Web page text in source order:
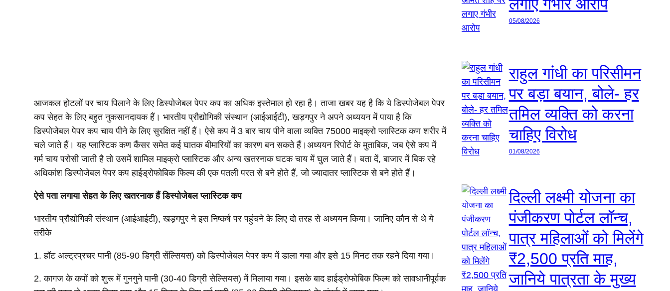
आजकल होटलों पर चाय पिलाने के लिए डिस्पोजेबल पेपर कप का अधिक इस्तेमाल हो रहा है। ताजा खबर यह है कि ये डिस्पोजेबल पेपर
कप सेहत के लिए बहुत नुकसानदायक हैं। भारतीय प्रौद्योगिकी संस्थान (आईआईटी), खड़गपुर ने अपने अध्ययन में पाया है कि
डिस्पोजेबल पेपर कप चाय पीने के लिए सुरक्षित नहीं हैं। ऐसे कप में 3 बार चाय पीने वाला व्यक्ति 75000 माइक्रो प्लास्टिक कण शरीर में
चले जाते हैं। यह प्लास्टिक कण कैंसर समेत कई घातक बीमारियों का कारण बन सकते हैं।अध्ययन रिपोर्ट के मुताबिक, जब ऐसे कप में
गर्म चाय परोसी जाती है तो उसमें शामिल माइक्रो प्लास्टिक और अन्य खतरनाक घटक चाय में घुल जाते हैं। बता दें, बाजार में बिक रहे
अधिकांश डिस्पोजेबल पेपर कप हाईड्रोफोबिक फिल्म की एक पतली परत से बने होते हैं, जो ज्यादातर प्लास्टिक से बने होते हैं।
ऐसे पता लगाया सेहत के लिए खतरनाक हैं डिस्पोजेबल प्लास्टिक कप
भारतीय प्रौद्योगिकी संस्थान (आईआईटी), खड़गपुर ने इस निष्कर्ष पर पहुंंचने के लिए दो तरह से अध्ययन किया। जानिए कौन से थे ये
तरीके
1. हॉट अल्ट्रप्रचर पानी (85-90 डिग्री सेंल्सियस) को डिस्पोजेबल पेपर कप में डाला गया और इसे 15 मिनट तक रहने दिया गया।
2. कागज के कपों को शुरू में गुनगुने पानी (30-40 डिग्री सेल्सियस) में मिलाया गया। इसके बाद हाईड्रोफोबिक फिल्म को सावधानीपूर्वक
लगाए गंभीर आरोप
05/08/2026
राहुल गांधी का परिसीमन
पर बड़ा बयान, बोले- हर
तमिल व्यक्ति को करना
चाहिए विरोध
01/08/2026
दिल्ली लक्ष्मी योजना का
पंजीकरण पोर्टल लॉन्च,
पात्र महिलाओं को मिलेंगे
₹2,500 प्रति माह,
जानिये पात्रता के मुख्य